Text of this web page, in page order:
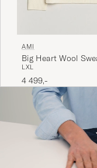
AMI
Big Heart Wool
LXL
4 499,-